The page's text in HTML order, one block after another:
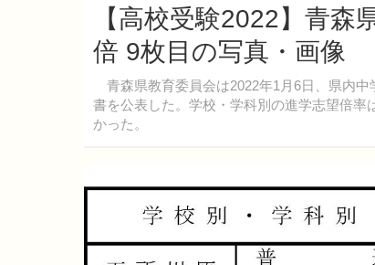
【高校受験2022】青
倍 9枚目の写真・画像
青森県教育委員会は2022年1月6日、県内
書を公表した。学校・学科別の進学志望倍率
かった。